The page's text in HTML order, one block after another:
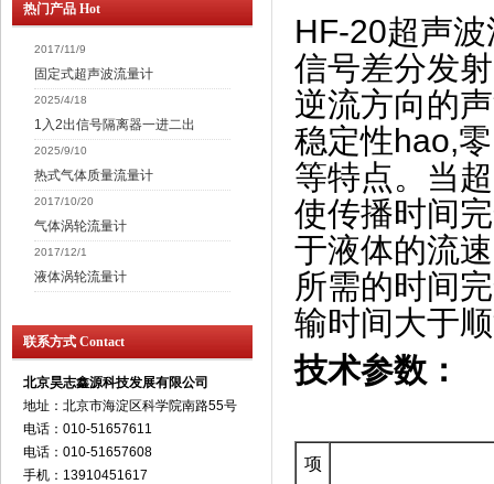
热门产品 Hot
2017/11/9
固定式超声波流量计
2025/4/18
1入2出信号隔离器一进二出
2025/9/10
热式气体质量流量计
2017/10/20
气体涡轮流量计
2017/12/1
液体涡轮流量计
联系方式 Contact
北京昊志鑫源科技发展有限公司
地址：北京市海淀区科学院南路55号
电话：010-51657611
电话：010-51657608
手机：13910451617
HF-20超声
信号差分发
逆流方向的
稳定性hao,
等特点。 当
使传播时间
于液体的流
所需的时间
输时间大于
技术参数：
项